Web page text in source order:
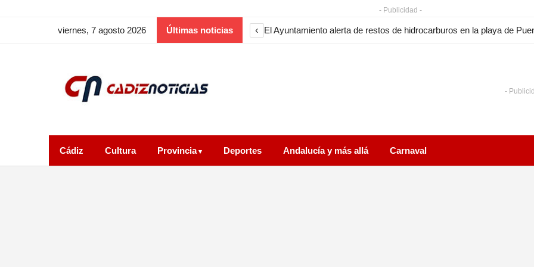
- Publicidad -
viernes, 7 agosto 2026 Últimas noticias ‹
-
Cádiz Cultura Provincia Deportes Andalucía y más allá Carnaval